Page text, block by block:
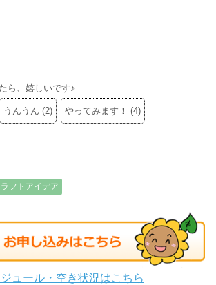
ら、嬉しいです♪
うんうん (2) やってみます！ (4)
フトアイデア
ュール・空き状況はこちら